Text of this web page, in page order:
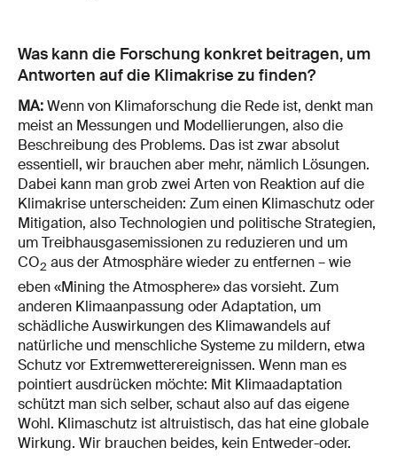
Was kann die Forschung konkret beitragen, um
Antworten auf die Klimakrise zu finden?
MA:Wenn von Klimaforschung die Rede ist, denkt man
meist an Messungen und Modellierungen, also die
Beschreibung des Problems. Das ist zwar absolut
essentiell, wir brauchen aber mehr, nämlich Lösungen.
Dabei kann man grob zwei Arten von Reaktion auf die
Klimakrise unterscheiden: Zum einen Klimaschutz oder
Mitigation, also Technologien und politische Strategien,
um Treibhausgasemissionen zu reduzieren und um
CO2 aus der Atmosphäre wieder zu entfernen – wie
eben «Mining the Atmosphere» das vorsieht. Zum
anderen Klimaanpassung oder Adaptation, um
schädliche Auswirkungen des Klimawandels auf
natürliche und menschliche Systeme zu mildern, etwa
Schutz vor Extremwetterereignissen. Wenn man es
pointiert ausdrücken möchte: Mit Klimaadaptation
schützt man sich selber, schaut also auf das eigene
Wohl. Klimaschutz ist altruistisch, das hat eine globale
Wirkung. Wir brauchen beides, kein Entweder-oder.